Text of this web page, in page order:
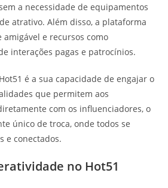
a necessidade de equipamentos
atrativo. Além disso, a plataforma
e recursos como
interações pagas e patrocínios.
é a sua capacidade de engajar o
que permitem aos
com os influenciadores, o
único de troca, onde todos se
e conectados.
no Hot51